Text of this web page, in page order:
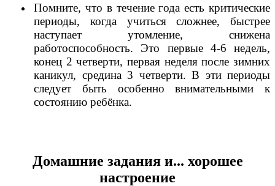
Помните, что в течение года есть критические
периоды, когда учиться сложнее, быстрее
наступает утомление, снижена
работоспособность. Это первые 4-6 недель,
конец 2 четверти, первая неделя после зимних
каникул, средина 3 четверти. В эти периоды
следует быть особенно внимательными к
состоянию ребёнка.
Домашние задания и... хорошее
настроение